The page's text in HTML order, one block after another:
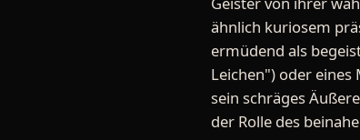
ähnlich kuriosem
ermüdend als
Leichen") oder
sein schräges
der Rolle des